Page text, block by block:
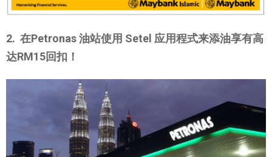
2. 在Petronas 油站使用 Setel 应用程式来添油享有高
达RM15回扣！